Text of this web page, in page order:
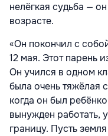
нелёгкая судьба —
возрасте.
«Он покончил с
12 мая. Этот парень
Он учился в одном
была очень тяжёлая
когда он был
вынужден работать,
границу. Пусть